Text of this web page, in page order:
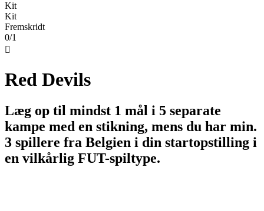
Kit
Kit
Fremskridt
0/1

Red Devils
Læg op til mindst 1 mål i 5 separate
kampe med en stikning, mens du har min.
3 spillere fra Belgien i din startopstilling i
en vilkårlig FUT-spiltype.